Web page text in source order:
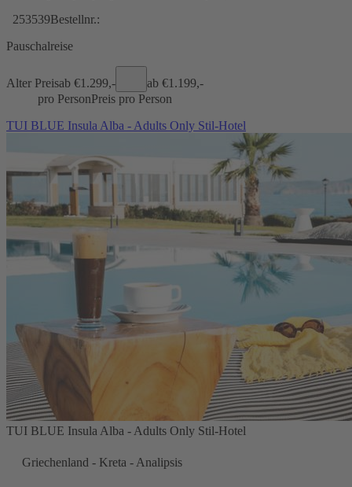
253539Bestellnr.:
Pauschalreise
Alter Preisab €1.299,- ab €1.199,-
pro PersonPreis pro Person
TUI BLUE Insula Alba - Adults Only Stil-Hotel
TUI BLUE Insula Alba - Adults Only Stil-Hotel
Griechenland - Kreta - Analipsis